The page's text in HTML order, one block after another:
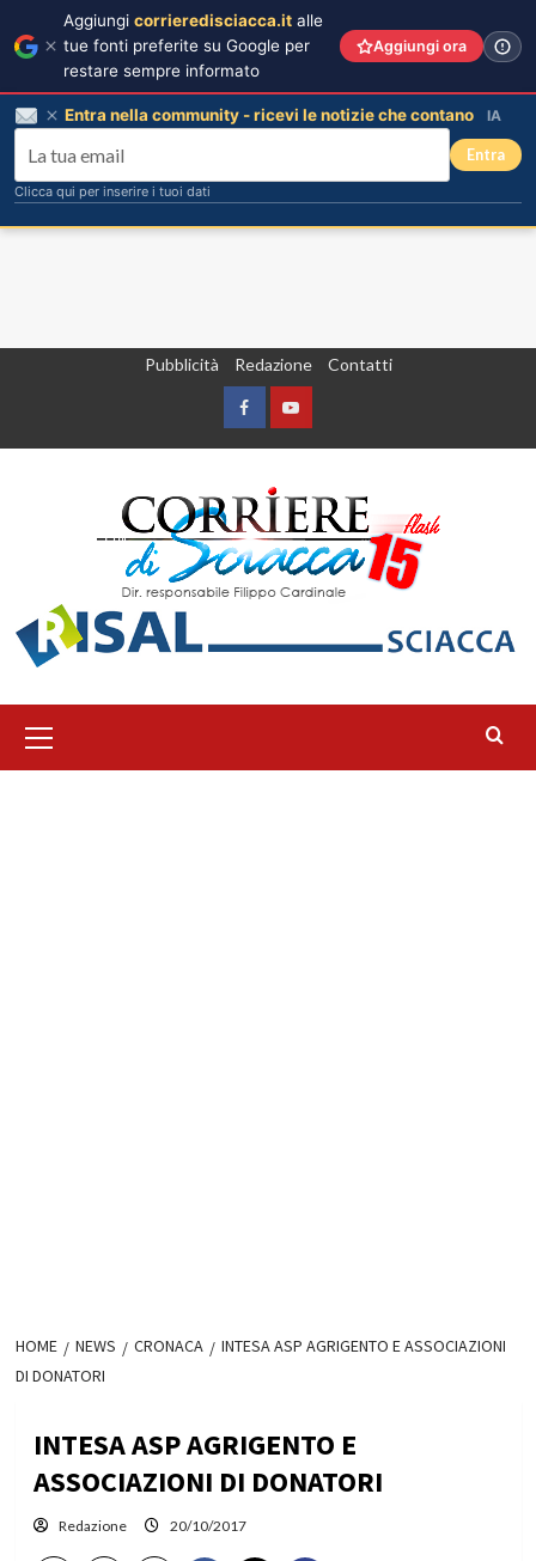
Pubblicità Redazione Contatti
FacebookYountube
principale
HOME NEWS CRONACA
INTESA ASP AGRIGENTO E ASSOCIAZIONI
DI DONATORI
INTESA ASP AGRIGENTO E
ASSOCIAZIONI DI DONATORI
Redazione 20/10/2017
Aggiungi corrieredisciacca.it alle
tue fonti preferite su Google per
restare sempre informato
Aggiungi ora
Entra nella community - ricevi le notizie che contano IA
Entra
Clicca qui per inserire i tuoi dati